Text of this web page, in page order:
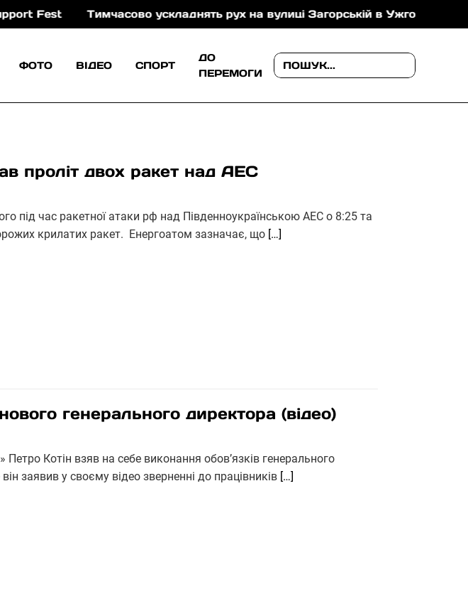
Тимчасово ускладнять рух на вулиці Загорській в Ужгороді На
ФОТО ВІДЕО СПОРТ
ДО
ПЕРЕМОГИ
проліт двох ракет над АЕС
під час ракетної атаки рф над Південноукраїнською АЕС о 8:25 та
крилатих ракет. Енергоатом зазначає, що […]
генерального директора (відео)
Котін взяв на себе виконання обов’язків генерального
заявив у своєму відео зверненні до працівників […]